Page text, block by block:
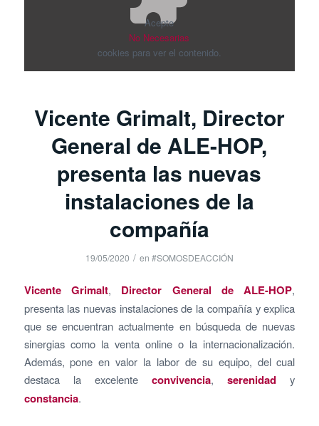
Acepte
No Necesarias
cookies para ver el contenido.
Vicente Grimalt, Director
General de ALE-HOP,
presenta las nuevas
instalaciones de la
compañía
19/05/2020 / en #SOMOSDEACCIÓN
Vicente Grimalt, Director General de ALE-HOP,
presenta las nuevas instalaciones de la compañía y explica
que se encuentran actualmente en búsqueda de nuevas
sinergias como la venta online o la internacionalización.
Además, pone en valor la labor de su equipo, del cual
destaca la excelenteconvivencia,serenidad y
constancia.